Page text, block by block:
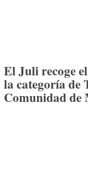
El Juli recoge
la categoría de
Comunidad